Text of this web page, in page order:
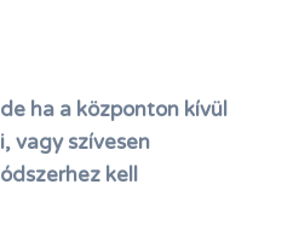
ha a központon kívül
vagy szívesen
kell